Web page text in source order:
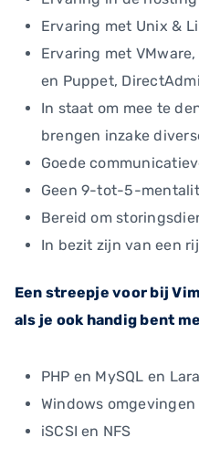
Ervaring met Unix &
Ervaring met
en Puppet,
In staat om mee te
brengen inzake
Goede
Geen 9-tot-5-
Bereid om
In bezit zijn van een
Een streepje voor bij
als je ook handig bent
PHP en MySQL en
Windows omgevingen
iSCSI en NFS